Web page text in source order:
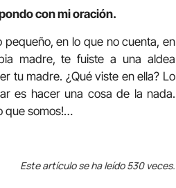
con mi oración.
en lo que no cuenta, en
madre, te fuiste a una aldea
tu madre. ¿Qué viste en ella? Lo
es hacer una cosa de la nada.
que somos!…
Este artículo se ha leído 530 veces.